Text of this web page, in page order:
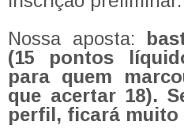
Nossa aposta:
(15 pontos
para quem
que acertar 18).
perfil, ficará muito